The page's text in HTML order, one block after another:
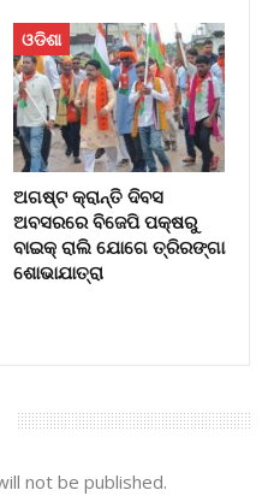
ଓଡିଶା
ଅଗଷ୍ଟ କ୍ରାନ୍ତି ଦିବସ
ଅବସରରେ ବିଜେପି ପକ୍ଷରୁ
ବାଇକ୍ ରାଲି ଯୋଗେ ତ୍ରିରଙ୍ଗା
ଶୋଭାଯାତ୍ରା
not be published.